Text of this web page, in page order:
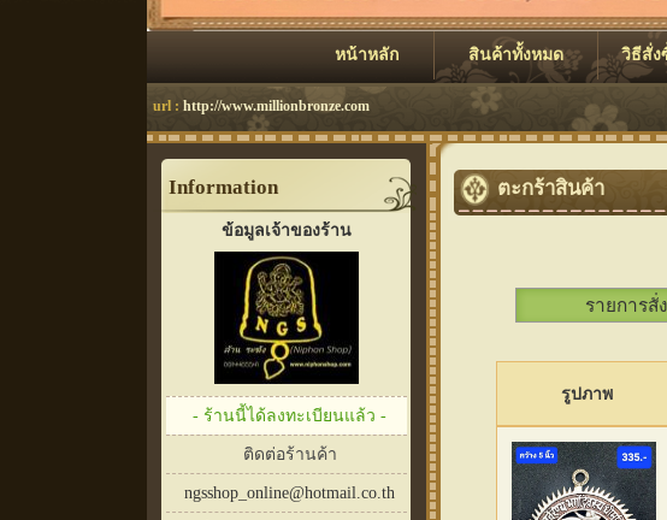
หน้าหลัก สินค้าทั้งหมด วิธีสั่ง
url : http://www.millionbronze.com
Information
ข้อมูลเจ้าของร้าน
- ร้านนี้ได้ลงทะเบียนแล้ว -
ติดต่อร้านค้า
ngsshop_online@hotmail.co.th
ตะกร้าสินค้า
รายการสั่
รูปภาพ